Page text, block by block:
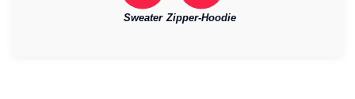
Sweater Zipper-Hoodie